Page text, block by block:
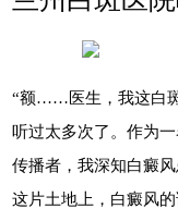
“额……医生，我这白
听过太多次了。作为
传播者，我深知白癜
这片土地上，白癜风